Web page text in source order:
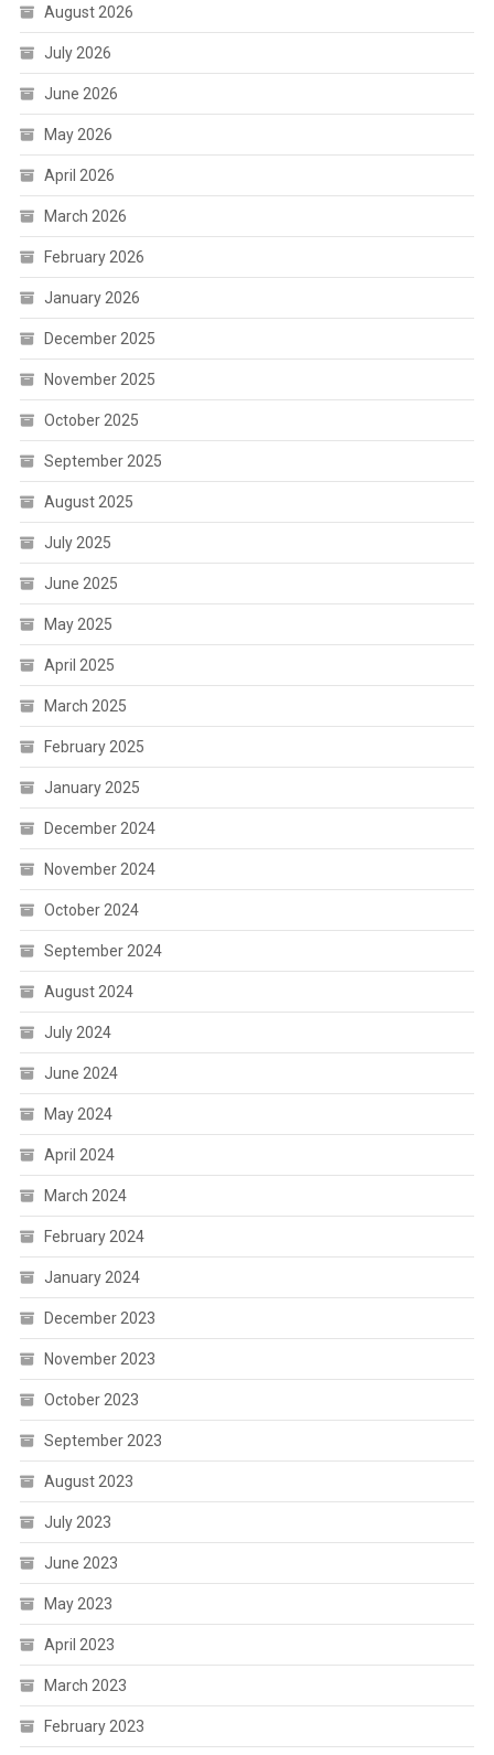
August 2026
July 2026
June 2026
May 2026
April 2026
March 2026
February 2026
January 2026
December 2025
November 2025
October 2025
September 2025
August 2025
July 2025
June 2025
May 2025
April 2025
March 2025
February 2025
January 2025
December 2024
November 2024
October 2024
September 2024
August 2024
July 2024
June 2024
May 2024
April 2024
March 2024
February 2024
January 2024
December 2023
November 2023
October 2023
September 2023
August 2023
July 2023
June 2023
May 2023
April 2023
March 2023
February 2023